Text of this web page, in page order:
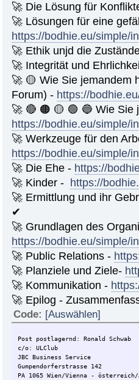
🚀 Die Lösung für
🚀 Lösungen für eine
https://bodhie.eu/simple/
🚀 Ethik unjd die
🚀 Integrität und
🚀 🟡 Wie Sie jemandem
Forum) - https://
🚀 🔴 🟠 🟡 🟢 🔵 Wie Sie
https://bodhie.eu/simple/
🚀 Werkzeuge für den
https://bodhie.eu/simple/
🚀 Die Ehe - https://
🚀 Kinder - https://
🚀 Ermittlung und ihr
✔
🚀 Grundlagen des
https://bodhie.eu/simple/
🚀 Public Relations -
🚀 Planziele und Ziele-
🚀 Kommunikation -
🚀 Epilog -
Code: [Auswählen]
Post postlagernd: Ronald Schwab
c/o: ULClub
JBC Business Service
Gumpendorferstrasse 142
PA 1065 Wien/Vienna -